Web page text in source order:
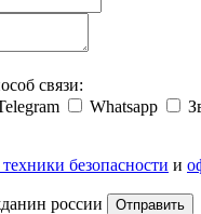
связи:
Whatsapp
безопасности и
россии Отправить